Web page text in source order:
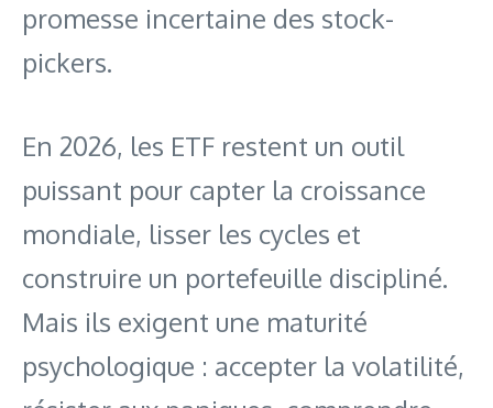
promesse incertaine des stock-
pickers.
En 2026, les ETF restent un outil
puissant pour capter la croissance
mondiale, lisser les cycles et
construire un portefeuille discipliné.
Mais ils exigent une maturité
psychologique : accepter la volatilité,